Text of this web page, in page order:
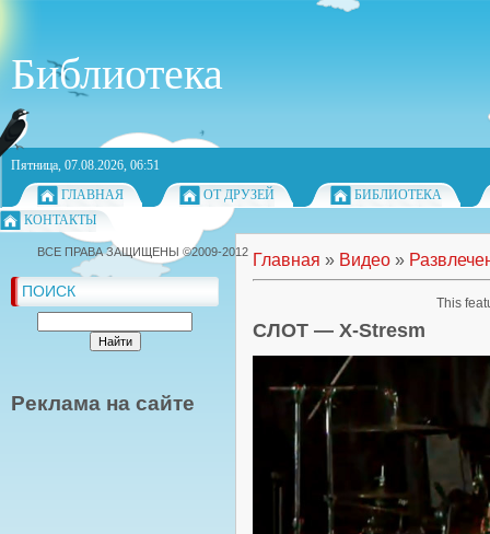
Библиотека
Пятница, 07.08.2026, 06:51
ГЛАВНАЯ
ОТ ДРУЗЕЙ
БИБЛИОТЕКА
КОНТАКТЫ
ПОИСК
Реклама на сайте
Главная » Видео »
СЛОТ — X-Stresm
ВСЕ ПРАВА ЗАЩИЩЕНЫ ©2009-2012
This